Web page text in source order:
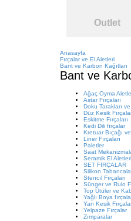
Outlet
Anasayfa
Fırçalar ve El Aletleri
Bant ve Karbon Kağıtları
Bant ve
Ağaç Oyma
Astar Fırçaları
Doku Tarakları
Düz Kesik
Eskitme Fırçaları
Kedi Dili fırçalar
Kretuar Bıçağı
Liner Fırçaları
Paletler
Saat
Seramik El Aletleri
SET FIRÇALAR
Silikon
Stencıl Fırçaları
Sünger ve Rulo
Top Ütüler ve
Yağlı Boya
Yan Kesik
Yelpaze Fırçalar
Zımparalar